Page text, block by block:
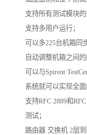
支持所有测试模块的
支持多用户运行；
可以多225台机箱同
自动调整机箱之间的
可以与Spirent
系统就可以实现全
支持RFC 2889和
测试；
路由器 交换机 2层